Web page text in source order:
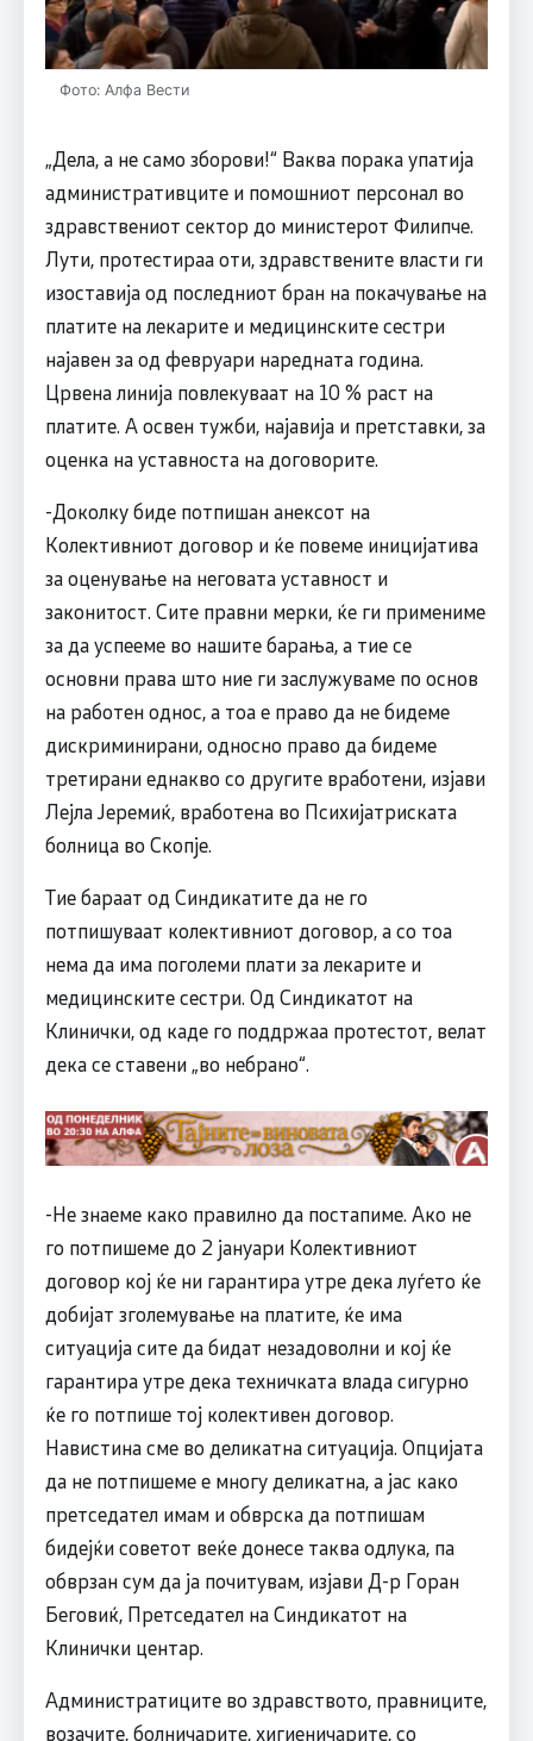
Фото: Алфа Вести
„Дела, а не само зборови!“ Ваква порака упатија
административците и помошниот персонал во
здравствениот сектор до министерот Филипче.
Лути, протестираа оти, здравствените власти ги
изоставија од последниот бран на покачување на
платите на лекарите и медицинските сестри
најавен за од февруари наредната година.
Црвена линија повлекуваат на 10 % раст на
платите. А освен тужби, најавија и претставки, за
оценка на уставноста на договорите.
-Доколку биде потпишан анексот на
Колективниот договор и ќе повеме иницијатива
за оценување на неговата уставност и
законитост. Сите правни мерки, ќе ги примениме
за да успееме во нашите барања, а тие се
основни права што ние ги заслужуваме по основ
на работен однос, а тоа е право да не бидеме
дискриминирани, односно право да бидеме
третирани еднакво со другите вработени, изјави
Лејла Јеремиќ, вработена во Психијатриската
болница во Скопје.
Тие бараат од Синдикатите да не го
потпишуваат колективниот договор, а со тоа
нема да има поголеми плати за лекарите и
медицинските сестри. Од Синдикатот на
Клинички, од каде го поддржаа протестот, велат
дека се ставени „во небрано“.
-Не знаеме како правилно да постапиме. Ако не
го потпишеме до 2 јануари Колективниот
договор кој ќе ни гарантира утре дека луѓето ќе
добијат зголемување на платите, ќе има
ситуација сите да бидат незадоволни и кој ќе
гарантира утре дека техничката влада сигурно
ќе го потпише тој колективен договор.
Навистина сме во деликатна ситуација. Опцијата
да не потпишеме е многу деликатна, а јас како
претседател имам и обврска да потпишам
бидејќи советот веќе донесе таква одлука, па
обврзан сум да ја почитувам, изјави Д-р Горан
Беговиќ, Претседател на Синдикатот на
Клинички центар.
Администратиците во здравството, правниците,
возачите, болничарите, хигиеничарите, со